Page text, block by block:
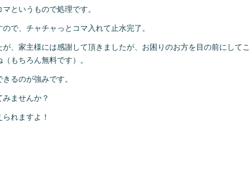
というもので処理です。
で、チャチャっとコマ入れて止水完了。
、家主様には感謝して頂きましたが、お困りのお方を目の前にしてこ
もちろん無料です）。
るのが強みです。
ませんか？
れますよ！